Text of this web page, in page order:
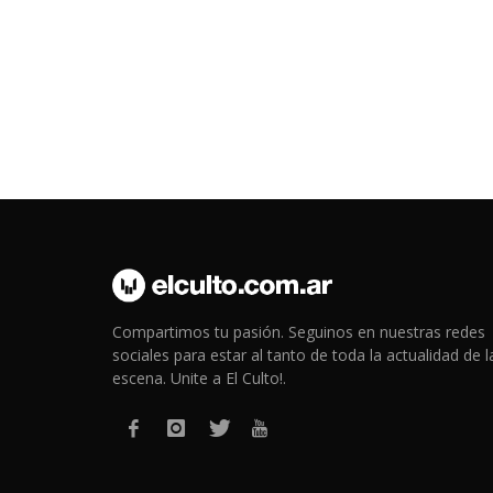
Compartimos tu pasión. Seguinos en nuestras redes
sociales para estar al tanto de toda la actualidad de
escena. Unite a El Culto!.